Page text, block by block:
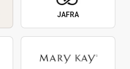
JAFRA